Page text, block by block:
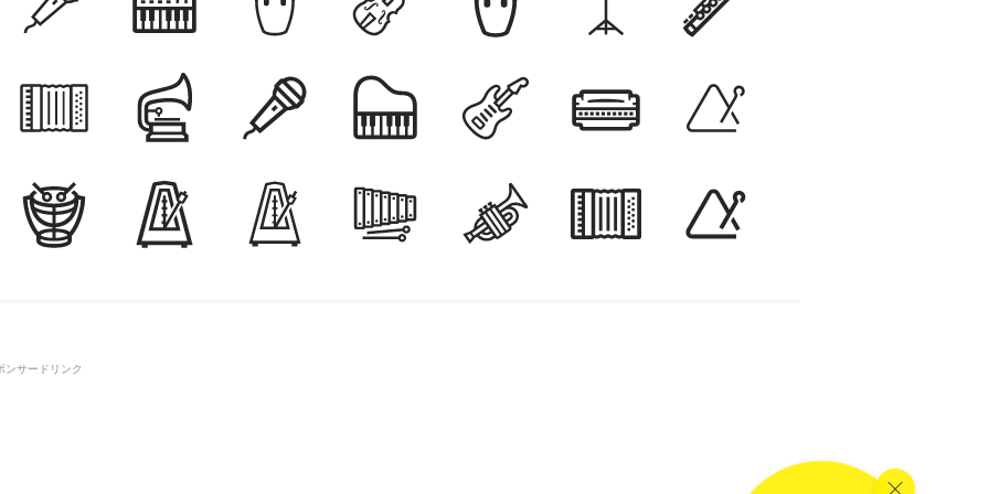
ンサードリンク